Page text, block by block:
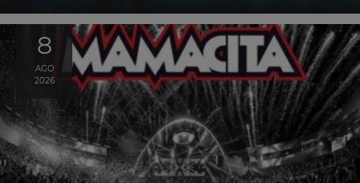
8
AGO
2026